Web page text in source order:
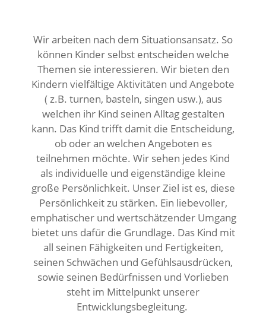
Wir arbeiten nach dem Situationsansatz. So
können Kinder selbst entscheiden welche
Themen sie interessieren. Wir bieten den
Kindern vielfältige Aktivitäten und Angebote
( z.B. turnen, basteln, singen usw.), aus
welchen ihr Kind seinen Alltag gestalten
kann. Das Kind trifft damit die Entscheidung,
ob oder an welchen Angeboten es
teilnehmen möchte. Wir sehen jedes Kind
als individuelle und eigenständige kleine
große Persönlichkeit. Unser Ziel ist es, diese
Persönlichkeit zu stärken. Ein liebevoller,
emphatischer und wertschätzender Umgang
bietet uns dafür die Grundlage. Das Kind mit
all seinen Fähigkeiten und Fertigkeiten,
seinen Schwächen und Gefühlsausdrücken,
sowie seinen Bedürfnissen und Vorlieben
steht im Mittelpunkt unserer
Entwicklungsbegleitung.